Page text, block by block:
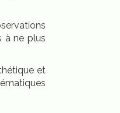
à ne plus
et